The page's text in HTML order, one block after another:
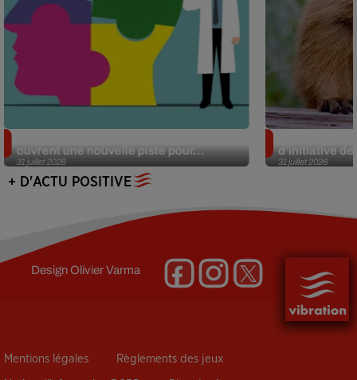
31 juillet 2026
ouvrent une nouvelle piste pour...
31 juillet 2026
d’initiative
+ D'ACTU POSITIVE
DesignOlivier Varma
Mentions légales Règlements des jeux